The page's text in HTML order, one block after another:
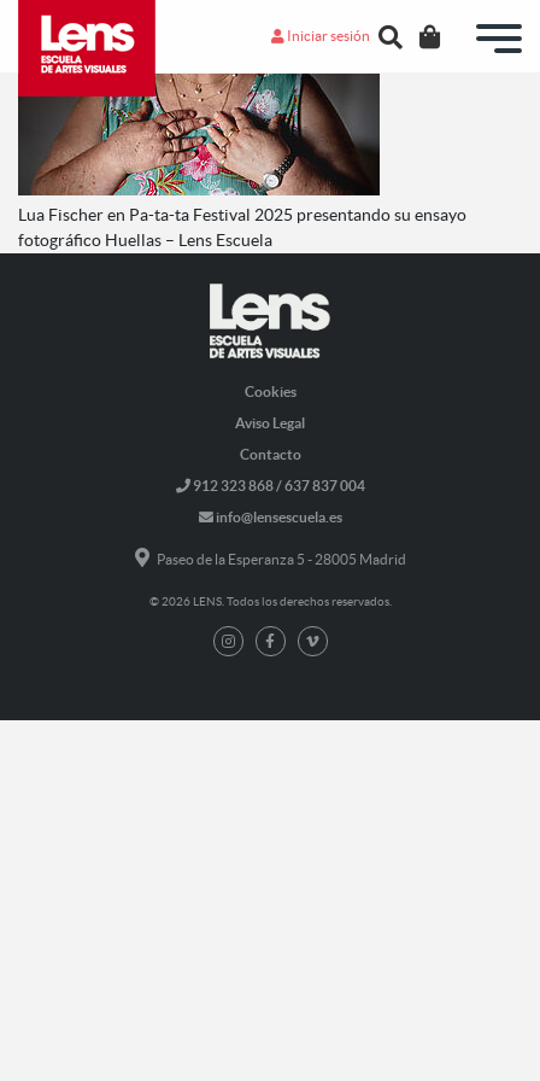
Iniciar sesión
Lua Fischer en Pa-ta-ta Festival 2025 presentando su ensayo
fotográfico Huellas – Lens Escuela
Cookies
Aviso Legal
Contacto
912 323 868 / 637 837 004
info@lensescuela.es
Paseo de la Esperanza 5 - 28005 Madrid
© 2026 LENS. Todos los derechos reservados.